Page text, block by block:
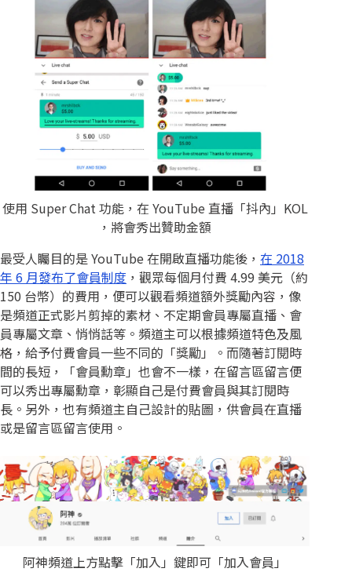
使用 Super Chat 功能，在 YouTube 直播「抖內」KOL
，將會秀出贊助金額
最受人矚目的是 YouTube 在開啟直播功能後， 在 2018
年 6 月發布了會員制度 ，觀眾每個月付費 4.99 美元（約
150 台幣）的費用，便可以觀看頻道額外獎勵內容，像
是頻道正式影片剪掉的素材、不定期會員專屬直播、會
員專屬文章、悄悄話等。頻道主可以根據頻道特色及風
格，給予付費會員一些不同的「獎勵」。而隨著訂閱時
間的長短，「會員勳章」也會不一樣，在留言區留言便
可以秀出專屬勳章，彰顯自己是付費會員與其訂閱時
長。另外，也有頻道主自己設計的貼圖，供會員在直播
或是留言區留言使用。
阿神頻道上方點擊「加入」鍵即可「加入會員」